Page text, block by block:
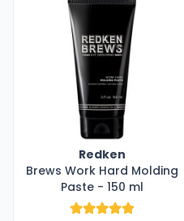
Redken
Brews Work Hard Molding
Paste - 150 ml